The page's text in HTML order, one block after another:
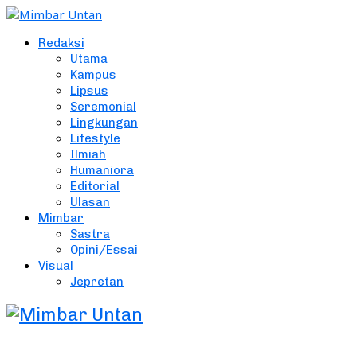
Redaksi
Utama
Kampus
Lipsus
Seremonial
Lingkungan
Lifestyle
Ilmiah
Humaniora
Editorial
Ulasan
Mimbar
Sastra
Opini/Essai
Visual
Jepretan